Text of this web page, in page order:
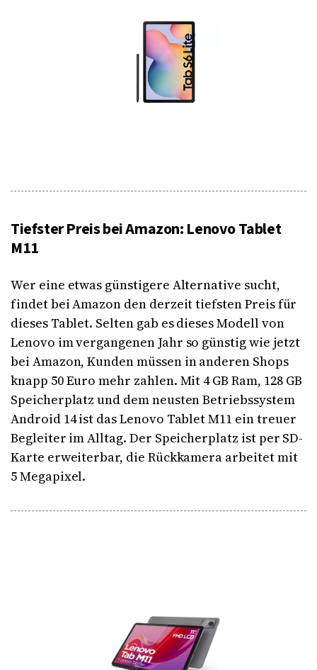
Tiefster Preis bei Amazon: Lenovo Tablet
M11
Wer eine etwas günstigere Alternative sucht,
findet bei Amazon den derzeit tiefsten Preis für
dieses Tablet. Selten gab es dieses Modell von
Lenovo im vergangenen Jahr so günstig wie jetzt
bei Amazon, Kunden müssen in anderen Shops
knapp 50 Euro mehr zahlen. Mit 4 GB Ram, 128 GB
Speicherplatz und dem neusten Betriebssystem
Android 14 ist das Lenovo Tablet M11 ein treuer
Begleiter im Alltag. Der Speicherplatz ist per SD-
Karte erweiterbar, die Rückkamera arbeitet mit
5 Megapixel.